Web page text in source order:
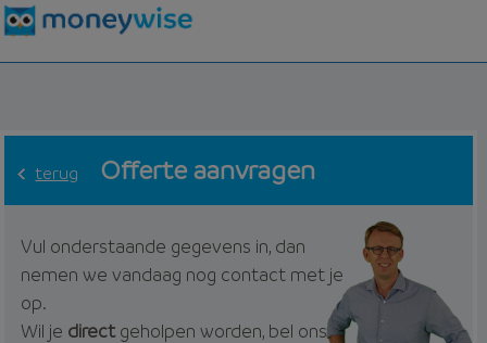
terug Offerte aanvragen
Vul onderstaande gegevens in, dan
nemen we vandaag nog contact met je
op.
Wil je directgeholpen worden, bel ons